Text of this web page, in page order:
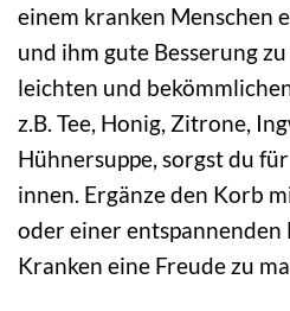
einem kranken Menschen
und ihm gute Besserung
leichten und
z.B. Tee, Honig, Zitrone,
Hühnersuppe, sorgst du
innen. Ergänze den Korb
oder einer entspannenden
Kranken eine Freude zu